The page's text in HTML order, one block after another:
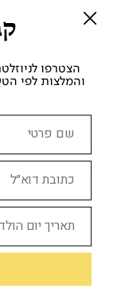
שערי גן עדן
מצב הספר: טוב
הצטרפו
והמלצות לפי